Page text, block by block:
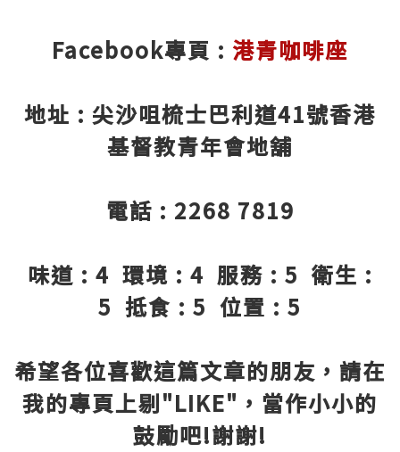
Facebook專頁 : 港青咖啡座
地址 : 尖沙咀梳士巴利道41號香港
基督教青年會地舖
電話 : 2268 7819
味道 : 4 環境 : 4 服務 : 5 衛生 :
5 抵食 : 5 位置 : 5
希望各位喜歡這篇文章的朋友，請在
我的專頁上剔"LIKE"，當作小小的
鼓勵吧!謝謝!